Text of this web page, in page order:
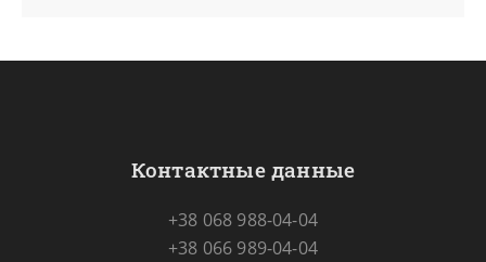
Контактные данные
+38 068 988-04-04
+38 066 989-04-04